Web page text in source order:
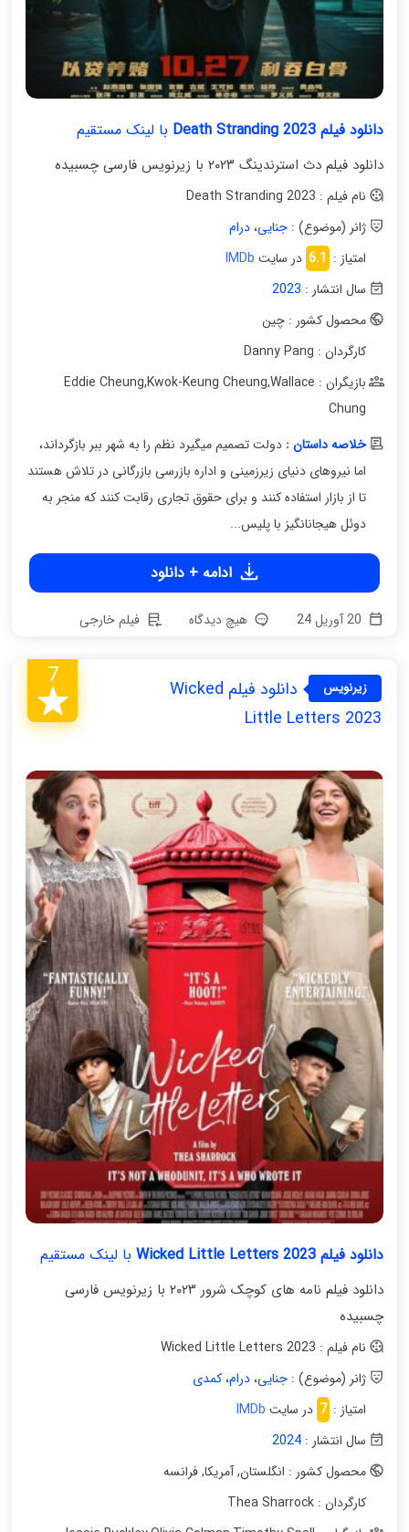
دانلود فیلم Death Stranding 2023 با لینک مستقیم
دانلود فیلم دث استرندینگ ۲۰۲۳ با زیرنویس فارسی چسبیده
نام فیلم : Death Stranding 2023
ژانر (موضوع) :جنایی،درام
امتیاز : 6.1 در سایت IMDb
سال انتشار : 2023
محصول کشور : چین
کارگردان : Danny Pang
بازیگران : Eddie Cheung
,Kwok-Keung Cheung,Wallace
Chung
خلاصه داستان :دولت تصمیم میگیرد نظم را به شهر ببر بازگرداند،
اما نیروهای دنیای زیرزمینی و اداره بازرسی بازرگانی در تلاش هستند
تا از بازار استفاده کنند و برای حقوق تجاری رقابت کنند که منجر به
دوئل هیجانانگیز با پلیس...
ادامه + دانلود
هیچ دیدگاه فیلم خارجی
زیرنویس
فارسی
دانلود فیلم Wicked
Little Letters 2023
7
دانلود فیلم Wicked Little Letters 2023 با لینک مستقیم
دانلود فیلم نامه های کوچک شرور ۲۰۲۳ با زیرنویس فارسی
چسبیده
نام فیلم : Wicked Little Letters 2023
ژانر (موضوع) :جنایی،درام،کمدی
امتیاز : 7 در سایت IMDb
سال انتشار :2024
محصول کشور : انگلستان,آمریکا,فرانسه
کارگردان : Thea Sharrock